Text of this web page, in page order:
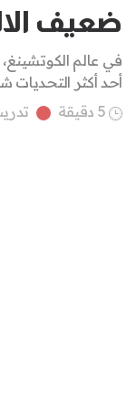
ضعيف
في عالم
أحد أكثر التحديات
5 دقيقة